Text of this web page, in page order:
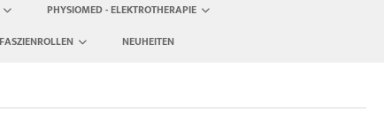
PHYSIOMED - ELEKTROTHERAPIE
NEUHEITEN